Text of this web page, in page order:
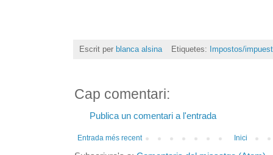
Escrit per blanca alsina Etiquetes: Impostos/
Cap comentari:
Publica un comentari a l'entrada
Entrada més recent Inici